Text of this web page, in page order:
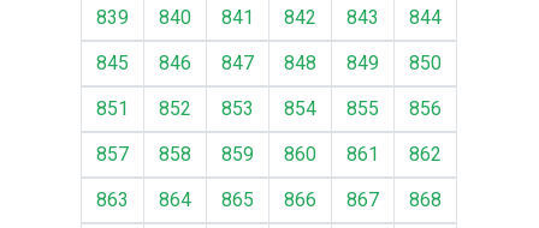
839
840 841 842 843
844
845
846 847 848 849
850
851
852 853 854 855
856
857
858 859 860 861
862
863
864 865 866 867
868